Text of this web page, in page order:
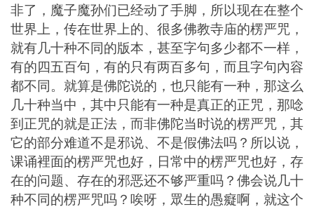
非了，魔子魔孙们已经动了手脚，所以现在在整个
世界上，传在世界上的、很多佛教寺庙的楞严咒，
就有几十种不同的版本，甚至字句多少都不一样，
有的四五百句，有的只有两百多句，而且字句內容
都不同。就算是佛陀说的，也只能有一种，那这么
几十种当中，其中只能有一种是真正的正咒，那唸
到正咒的就是正法，而非佛陀当时说的楞严咒，其
它的部分难道不是邪说、不是假佛法吗？所以说，
课诵裡面的楞严咒也好，日常中的楞严咒也好，存
在的问题、存在的邪恶还不够严重吗？佛会说几十
种不同的楞严咒吗？唉呀，眾生的愚癡啊，就这个